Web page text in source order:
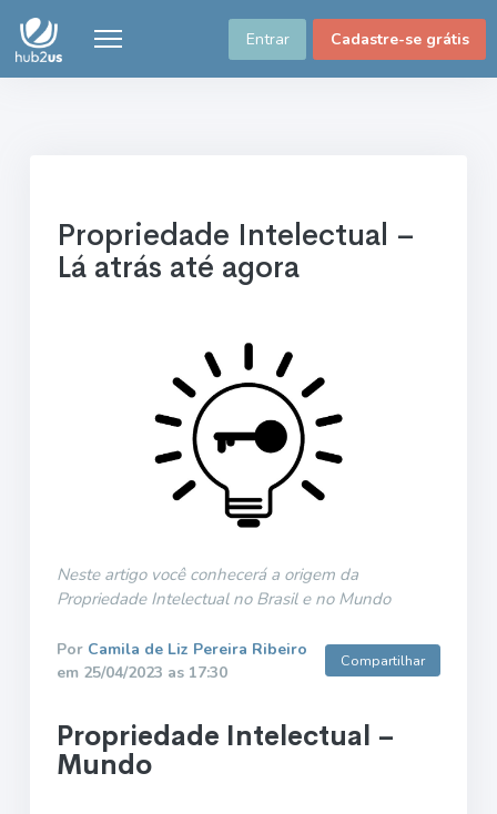
Entrar Cadastre-se grátis
Propriedade Intelectual –
Lá atrás até agora
Neste artigo você conhecerá a origem da
Propriedade Intelectual no Brasil e no Mundo
Por Camila de Liz Pereira Ribeiro
em 25/04/2023 as 17:30
Compartilhar
Propriedade Intelectual –
Mundo